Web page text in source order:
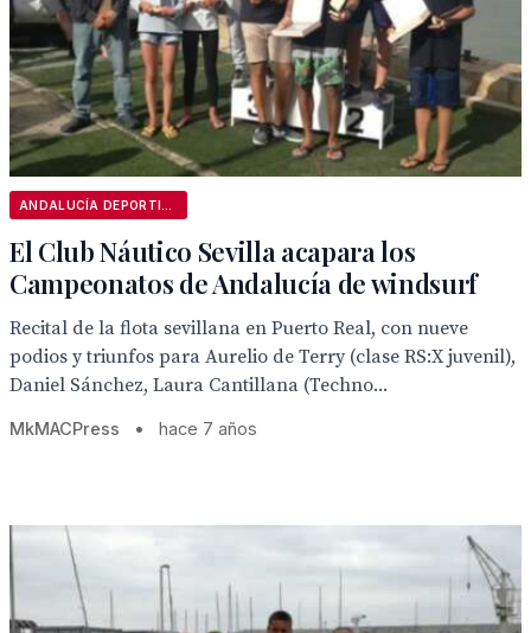
El Club Náutico Sevilla acapara los
Campeonatos de Andalucía de windsurf
Recital de la flota sevillana en Puerto Real, con nueve
podios y triunfos para Aurelio de Terry (clase RS:X juvenil),
Daniel Sánchez, Laura Cantillana (Techno...
MkMACPress • hace 7 años